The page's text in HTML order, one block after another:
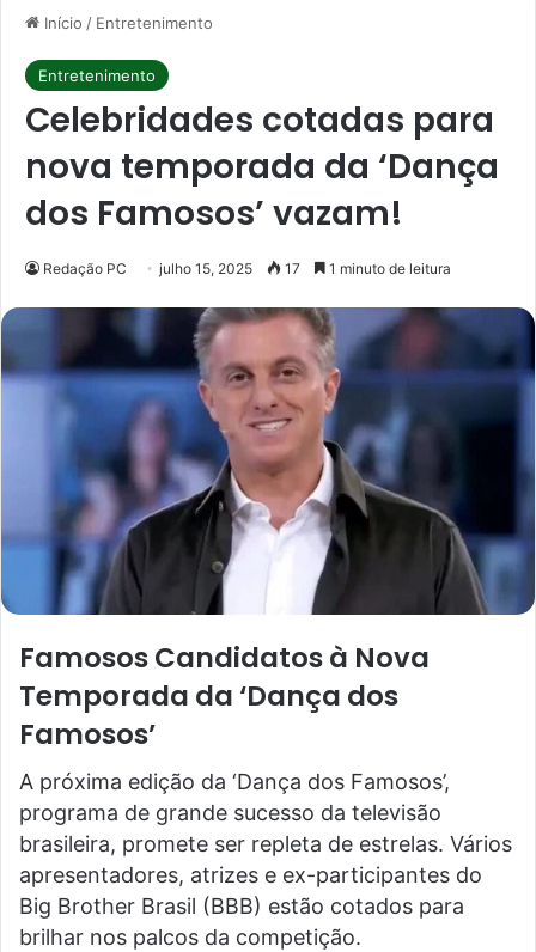
Início / Entretenimento
Entretenimento
Celebridades cotadas para
nova temporada da ‘Dança
dos Famosos’ vazam!
Redação PC julho 15, 2025 17 1 minuto de leitura
Famosos Candidatos à Nova
Temporada da ‘Dança dos
Famosos’
A próxima edição da ‘Dança dos Famosos’,
programa de grande sucesso da televisão
brasileira, promete ser repleta de estrelas. Vários
apresentadores, atrizes e ex-participantes do
Big Brother Brasil (BBB) estão cotados para
brilhar nos palcos da competição.